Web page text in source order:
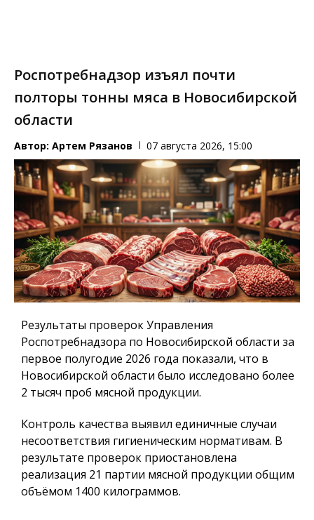
Роспотребнадзор изъял почти
полторы тонны мяса в Новосибирской
области
Автор: Артем Рязанов 07 августа 2026, 15:00
Результаты проверок Управления
Роспотребнадзора по Новосибирской области за
первое полугодие 2026 года показали, что в
Новосибирской области было исследовано более
2 тысяч проб мясной продукции.
Контроль качества выявил единичные случаи
несоответствия гигиеническим нормативам. В
результате проверок приостановлена
реализация 21 партии мясной продукции общим
объёмом 1400 килограммов.